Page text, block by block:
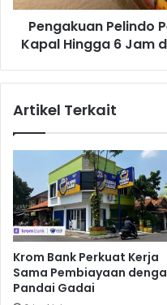
h
o
k
a
n
H
a
r
g
a
n
d
t
k
e
a
s
Pengakuan Pelindo
Kapal Hingga 6 Jam
Artikel Terkait
Krom Bank Perkuat Kerja
Sama Pembiayaan
Pandai Gadai